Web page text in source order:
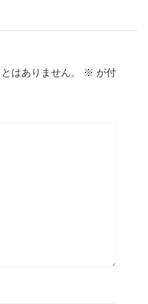
はありません。 ※ が付